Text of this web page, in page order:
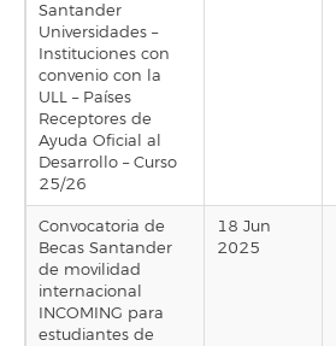
Santander
Universidades –
Instituciones con
convenio con la
ULL – Países
Receptores de
Ayuda Oficial al
Desarrollo – Curso
25/26
Convocatoria de
Becas Santander
de movilidad
internacional
INCOMING para
estudiantes de
18 Jun
2025